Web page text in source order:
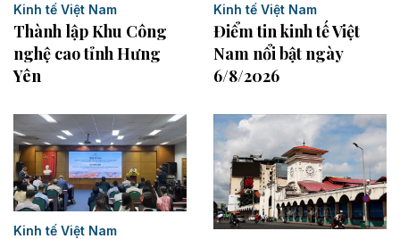
Kinh tế Việt Nam
Thành lập Khu Công
nghệ cao tỉnh Hưng
Yên
Kinh tế Việt Nam
Điểm tin kinh tế Việt
Nam nổi bật ngày
6/8/2026
Kinh tế Việt Nam